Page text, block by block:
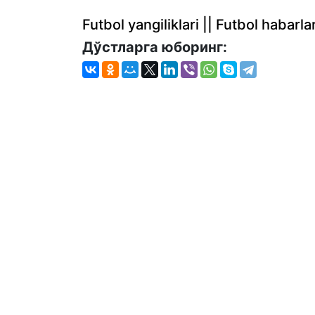
Futbol yangiliklari || Futbol
Дўстларга юборинг: